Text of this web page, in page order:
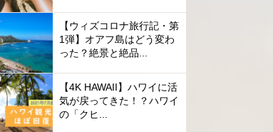
【ウィズコロナ旅行記・第
1弾】オアフ島はどう変わ
った？絶景と絶品...
【4K HAWAII】ハワイに活
気が戻ってきた！？ハワイ
の「クヒ...